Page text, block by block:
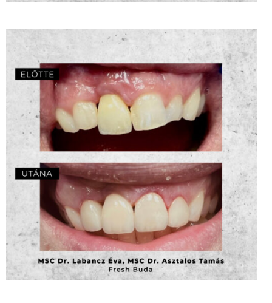
Implantátum cirkon koronával, kerámia héjak
– MSC Dr. Labancz Éva, MSC Dr. Asztalos
Tamás
ZOOM 3LIKES